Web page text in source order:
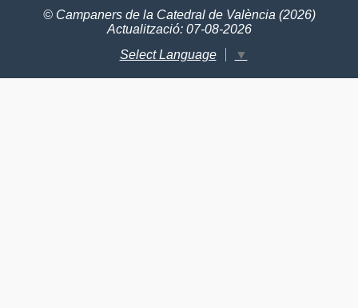
© Campaners de la Catedral de València (2026)
Actualització: 07-08-2026
Select Language
▼